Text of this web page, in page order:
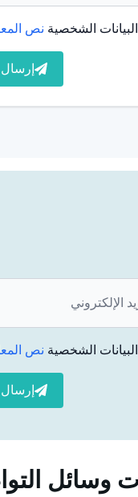
الشخصية نص
إرسال
الشخصية نص
إرسال
وسائل